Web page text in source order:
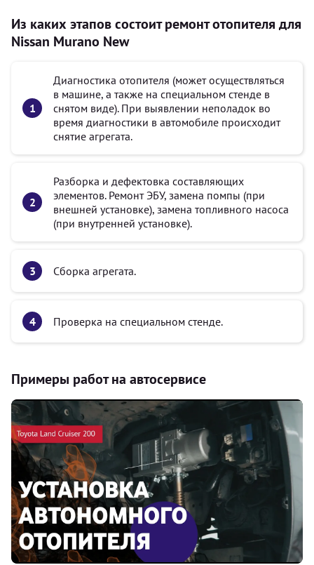
Из каких этапов состоит ремонт отопителя для
Nissan Murano New
Диагностика отопителя (может осуществляться
в машине, а также на специальном стенде в
снятом виде). При выявлении неполадок во
время диагностики в автомобиле происходит
снятие агрегата.
Разборка и дефектовка составляющих
элементов. Ремонт ЭБУ, замена помпы (при
внешней установке), замена топливного насоса
(при внутренней установке).
Сборка агрегата.
Проверка на специальном стенде.
Примеры работ на автосервисе